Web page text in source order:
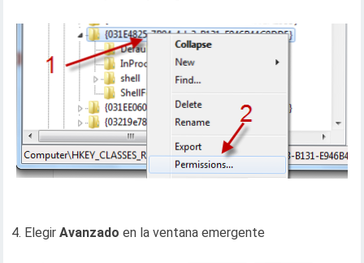
4. ElegirAvanzado en la ventana emergente